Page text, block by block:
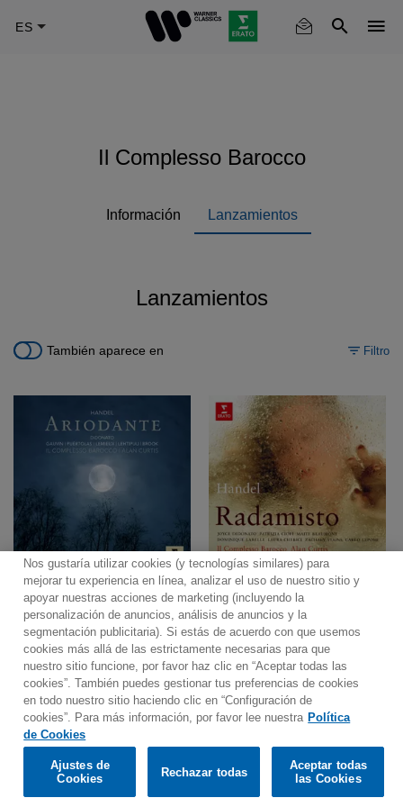
Il Complesso Barocco
Información Lanzamientos
Lanzamientos
También aparece en Filtro
Contacto Boletin informativo
Términos de Uso
Política de Privacidad
Mapa web
Política de cookies
Ajustes de Cookies
© 2025 Parlophone Records Limited. All rights reserved.
Would you prefer to visit our website in English?
Confirm
Nos gustaría utilizar cookies (y tecnologías similares) para
mejorar tu experiencia en línea, analizar el uso de nuestro sitio y
apoyar nuestras acciones de marketing (incluyendo la
personalización de anuncios, análisis de anuncios y la
segmentación publicitaria). Si estás de acuerdo con que usemos
cookies más allá de las estrictamente necesarias para que
nuestro sitio funcione, por favor haz clic en “Aceptar todas las
cookies”. También puedes gestionar tus preferencias de cookies
en todo nuestro sitio haciendo clic en “Configuración de
cookies”. Para más información, por favor lee nuestra Política
de Cookies
Ajustes de
Cookies
Rechazar todas
Aceptar todas
las Cookies